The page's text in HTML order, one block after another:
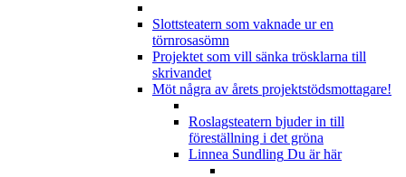
Slottsteatern som vaknade ur en
törnrosasömn
Projektet som vill sänka trösklarna till
skrivandet
Möt några av årets projektstödsmottagare!
Roslagsteatern bjuder in till
föreställning i det gröna
Linnea Sundling Du är här